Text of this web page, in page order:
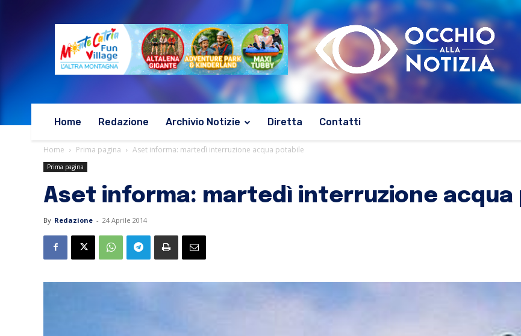
Home Redazione Archivio Notizie Diretta Contatti
Home Prima pagina Aset informa: martedì interruzione acqua potabile
Prima pagina
Aset informa: martedì interruzione acqua
By Redazione - 24 Aprile 2014